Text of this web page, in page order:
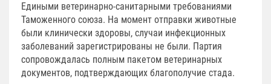
Едиными ветеринарно-санитарными требованиями
Таможенного союза. На момент отправки животные
были клинически здоровы, случаи инфекционных
заболеваний зарегистрированы не были. Партия
сопровождалась полным пакетом ветеринарных
документов, подтверждающих благополучие стада.